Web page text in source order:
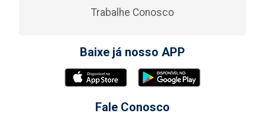
Trabalhe Conosco
Baixe já nosso APP
Fale Conosco